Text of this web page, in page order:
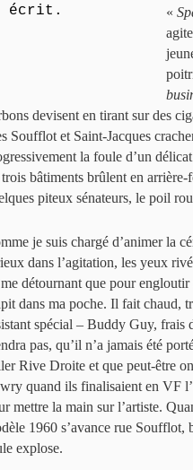
écrit.
«
devisent en tirant sur des
Soufflot et Saint-Jacques
la foule d’un
bâtiments brûlent en
piteux sénateurs, le poil
je suis chargé d’animer la
dans l’agitation, les yeux
détournant que pour
dans ma poche. Il fait chaud,
spécial – Buddy Guy, frais
pas, qu’il n’a jamais été
Rive Droite et que peut-être
quand ils finalisaient en VF
mettre la main sur l’artiste.
1960 s’avance rue Soufflot,
explose.